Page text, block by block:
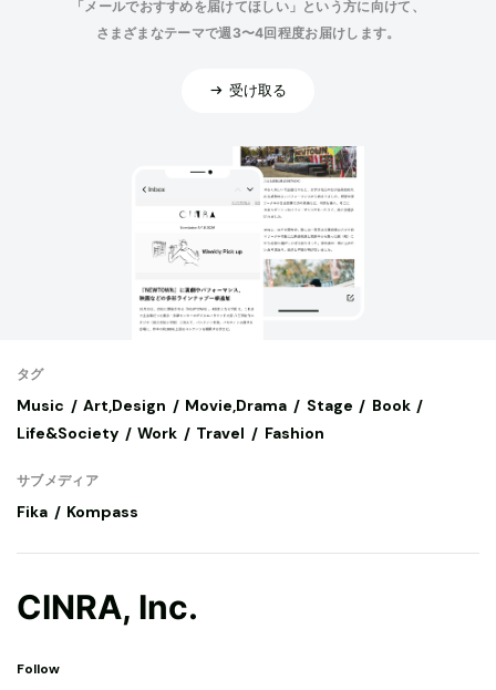
「メールでおすすめを届けてほしい」という方に向けて、
さまざまなテーマで週3〜4回程度お届けします。
受け取る
タグ
Music Art,Design Movie,Drama Stage
Book
Life&Society
Work Travel Fashion
サブメディア
Fika Kompass
CINRA, Inc.
Follow